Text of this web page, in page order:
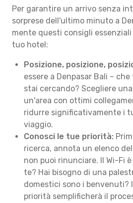
Per garantire un arrivo senza
sorprese dell'ultimo minuto a
mente questi consigli
tuo hotel:
Posizione, posizione,
essere a Denpasar Bali –
stai cercando? Scegliere
un'area con ottimi
ridurre significativamente i
viaggio.
Conosci le tue priorità:
ricerca, annota un elenco
non puoi rinunciare. Il Wi-Fi
te? Hai bisogno di una
domestici sono i benvenuti?
priorità semplificherà il